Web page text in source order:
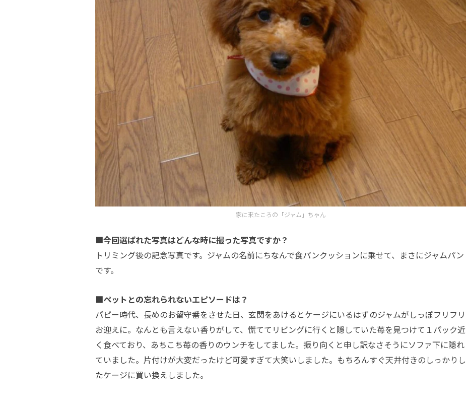
家に来たころの「ジャム」ちゃん
■今回選ばれた写真はどんな時に撮った写真ですか？
トリミング後の記念写真です。ジャムの名前にちなんで食パンクッションに乗せて、まさにジャムパン
です。
■ペットとの忘れられないエピソードは？
パピー時代、長めのお留守番をさせた日、玄関をあけるとケージにいるはずのジャムがしっぽフリフリ
お迎えに。なんとも言えない香りがして、慌ててリビングに行くと隠していた苺を見つけて１パック近
く食べており、あちこち苺の香りのウンチをしてました。振り向くと申し訳なさそうにソファ下に隠れ
ていました。片付けが大変だったけど可愛すぎて大笑いしました。もちろんすぐ天井付きのしっかりし
たケージに買い換えしました。